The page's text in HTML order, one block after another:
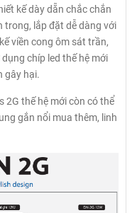
kế dày dẵn chắc chắn
trong, lắp đặt dễ dàng với
viền cong ôm sát trần,
chíp led thế hệ mới
gây hại.
2G thế hệ mới còn có thể
gắn nổi mua thêm, linh